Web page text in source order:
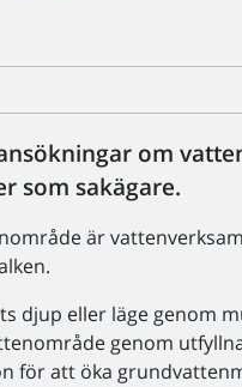
om
som sakägare.
är
djup eller läge genom
genom
för att öka